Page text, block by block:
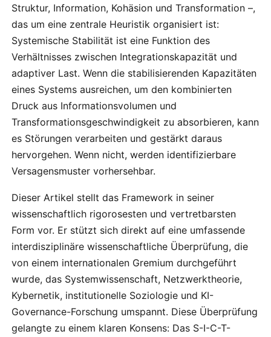
Struktur, Information, Kohäsion und Transformation –,
das um eine zentrale Heuristik organisiert ist:
Systemische Stabilität ist eine Funktion des
Verhältnisses zwischen Integrationskapazität und
adaptiver Last. Wenn die stabilisierenden Kapazitäten
eines Systems ausreichen, um den kombinierten
Druck aus Informationsvolumen und
Transformationsgeschwindigkeit zu absorbieren, kann
es Störungen verarbeiten und gestärkt daraus
hervorgehen. Wenn nicht, werden identifizierbare
Versagensmuster vorhersehbar.
Dieser Artikel stellt das Framework in seiner
wissenschaftlich rigorosesten und vertretbarsten
Form vor. Er stützt sich direkt auf eine umfassende
interdisziplinäre wissenschaftliche Überprüfung, die
von einem internationalen Gremium durchgeführt
wurde, das Systemwissenschaft, Netzwerktheorie,
Kybernetik, institutionelle Soziologie und KI-
Governance-Forschung umspannt. Diese Überprüfung
gelangte zu einem klaren Konsens: Das S-I-C-T-